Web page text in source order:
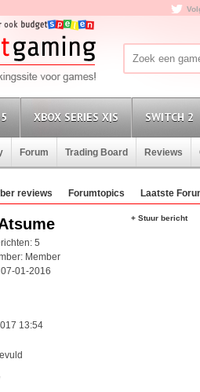
XBOX SERIES X|S SWITCH 2
Forum Trading Board Reviews
reviews Forumtopics Laatste
5
Member
01-2016
13:54
+ Stuur bericht